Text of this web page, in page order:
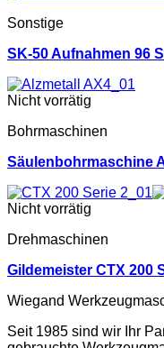
Sonstige
SK-50 Aufnahmen 96
Nicht vorrätig
Bohrmaschinen
Säulenbohrmaschine
Nicht vorrätig
Drehmaschinen
Gildemeister CTX 200
Wiegand
Seit 1985 sind wir Ihr